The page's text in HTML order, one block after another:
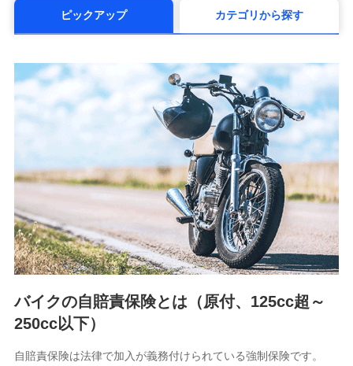
life.co.jp）
太陽生命保険株式会社（https://www.taiyo-
（https://www.zurichlife.co.jp/）
東京海上日動あんしん生命保険株式会社
（https://www.tmn-anshin.co.jp/）
なないろ生命保険株式会社
（https://www.nanairolife.co.jp/）
日本生命保険相互会社
（https://www.nissay.co.jp）
はなさく生命保険株式会社
（https://www.life8739.co.jp/）
マニュライフ生命保険株式会社
（https://www.manulife.co.jp/）
三井住友海上あいおい生命保険株式会社
メットライフ生命株式会社
(https://www.metlife.co.jp/)
メディケア生命保険株式会社
（https://www.medicarelife.com/）
ピックアップ カテゴリから探す
バイクの自賠責保険とは（原付、125cc超～
250cc以下）
自賠責保険は法律で加入が義務付けられている強制保険です。